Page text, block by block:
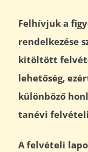
Felhívjuk a
rendelkezése
kitöltött
lehetőség,
különböző
tanévi
A felvételi